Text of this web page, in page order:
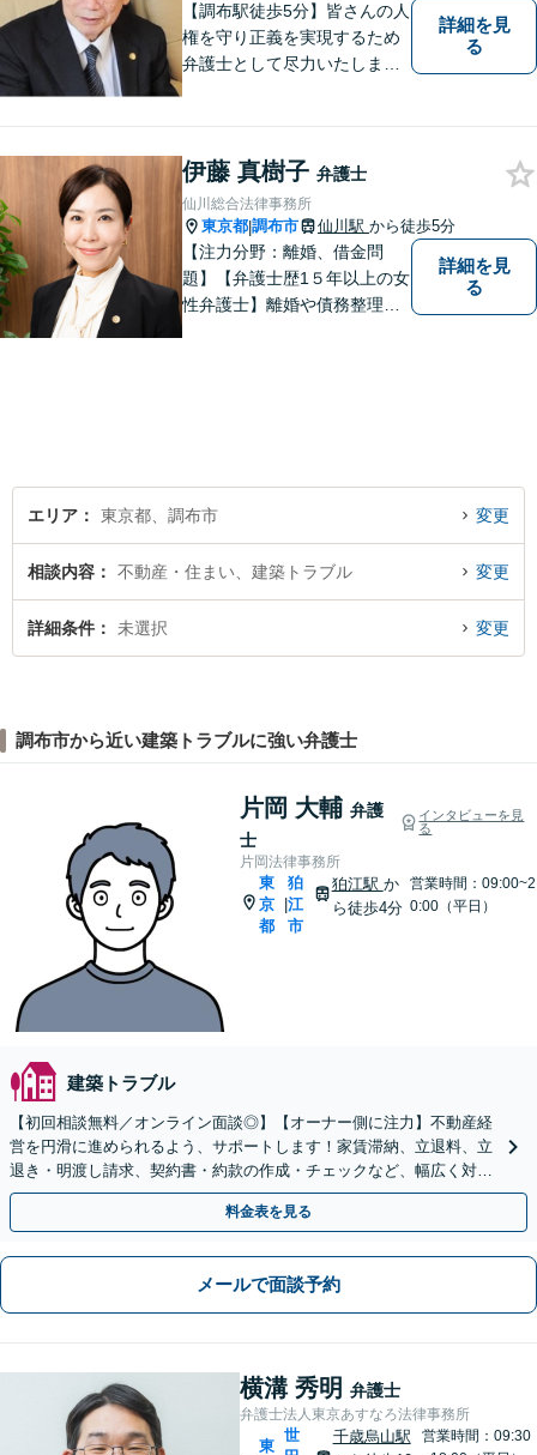
【調布駅徒歩5分】皆さんの人
権を守り正義を実現するため
弁護士として尽力いたしま
詳細を見
る
伊藤 真樹子 弁護士
仙川総合法律事務所
東京都|調布市 仙川駅 から徒歩5分
【注力分野：離婚、借金問
題】【弁護士歴1５年以上の女
性弁護士】離婚や債務整理
詳細を見
る
エリア 東京都、調布市 変更
相談内容 不動産・住まい、建築トラブル 変更
詳細条件 未選択 変更
調布市から近い建築トラブルに強い弁護士
片岡 大輔 弁護
士
インタビューを見
る
片岡法律事務所
東
京
都
狛
江
市
狛江駅 か
ら徒歩4分
営業時間：09:00~2
0:00（平日）
建築トラブル
【初回相談無料／オンライン面談◎】【オーナー側に注力】不動産経
営を円滑に進められるよう、サポートします！家賃滞納、立退料、立
退き・明渡し請求、契約書・約款の作成・チェックなど、幅広く対
応。オーナー・管理会社の顧問もご相談を！【狛江駅4分】
料金表を見る
メールで面談予約
横溝 秀明 弁護士
弁護士法人東京あすなろ法律事務所
東
世
千歳烏山駅
営業時間：09:30